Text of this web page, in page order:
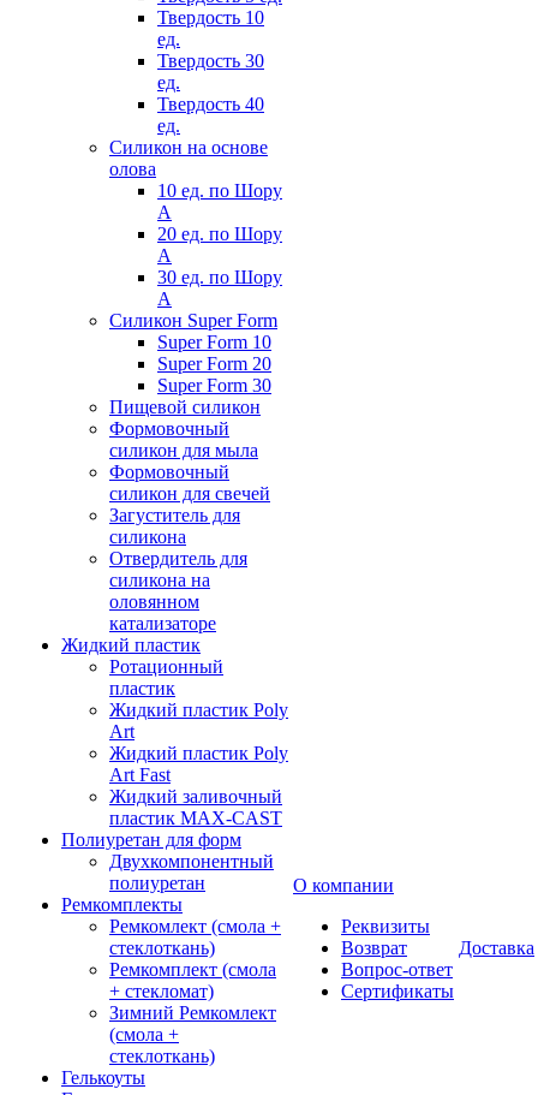
Твердость 10
ед.
Твердость 30
ед.
Твердость 40
ед.
Силикон на основе
олова
10 ед. по Шору
А
20 ед. по Шору
А
30 ед. по Шору
А
Силикон Super Form
Super Form 10
Super Form 20
Super Form 30
Пищевой силикон
Формовочный
силикон для мыла
Формовочный
силикон для свечей
Загуститель для
силикона
Отвердитель для
силикона на
оловянном
катализаторе
Жидкий пластик
Ротационный
пластик
Жидкий пластик Poly
Art
Жидкий пластик Poly
Art Fast
Жидкий заливочный
пластик MAX-CAST
Полиуретан для форм
Двухкомпонентный
полиуретан
Ремкомплекты
Ремкомлект (смола +
стеклоткань)
Ремкомплект (смола
+ стекломат)
Зимний Ремкомлект
(смола +
стеклоткань)
Гелькоуты
О компании
Реквизиты
Возврат
Вопрос-ответ
Сертификаты
Доставка